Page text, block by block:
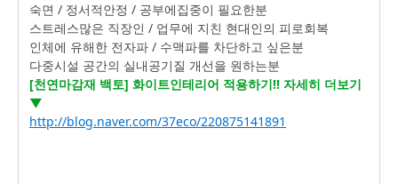
숙면 / 정서적안정 / 공부에집중이 필요한분
스트레스많은 직장인 / 업무에 지친 현대인의 피로회복
인체에 유해한 전자파 / 수맥파를 차단하고 싶은분
다중시설 공간의 실내공기질 개선을 원하는분
[천연마감재 백토] 화이트인테리어 적용하기!! 자세히 더보기
▼
http://blog.naver.com/37eco/220875141891